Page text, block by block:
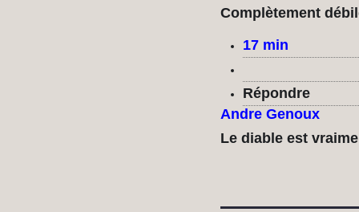
Complètement
17 min
Répondre
Andre Genoux
Le diable est